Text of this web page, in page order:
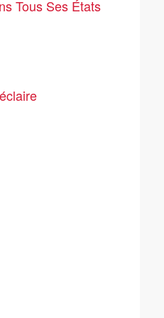
Tous Ses États